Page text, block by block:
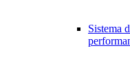
Sistema